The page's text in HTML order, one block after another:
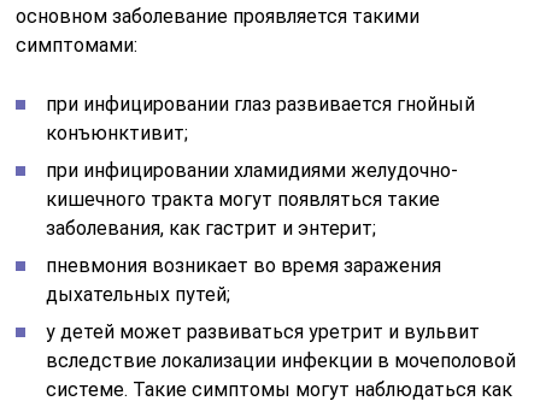
основном заболевание проявляется такими
симптомами:
при инфицировании глаз развивается гнойный
конъюнктивит;
при инфицировании хламидиями желудочно-
кишечного тракта могут появляться такие
заболевания, как гастрит и энтерит;
пневмония возникает во время заражения
дыхательных путей;
у детей может развиваться уретрит и вульвит
вследствие локализации инфекции в мочеполовой
системе. Такие симптомы могут наблюдаться как